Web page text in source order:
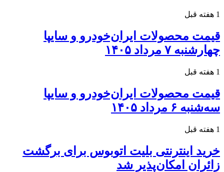
1 هفته قبل
قیمت محصولات ایران‌خودرو و سایپا
چهارشنبه ۷ مرداد ۱۴۰۵
1 هفته قبل
قیمت محصولات ایران‌خودرو و سایپا
سه‌شنبه ۶ مرداد ۱۴۰۵
1 هفته قبل
خرید اینترنتی بلیت اتوبوس برای برگشت
زائران امکان‌پذیر شد